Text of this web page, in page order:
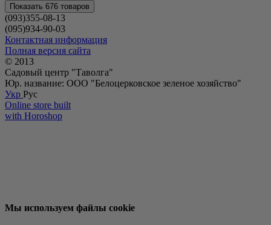
Показать 676 товаров
(093)355-08-13
(095)934-90-03
Контактная информация
Полная версия сайта
© 2013
Садовый центр "Таволга"
Юр. название: ООО "Белоцерковское зеленое хозяйство"
Укр Рус
Online store built
with Horoshop
Мы используем файлы cookie